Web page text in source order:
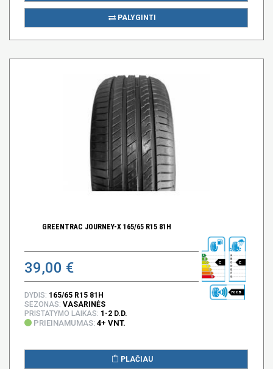
PALYGINTI
GREENTRAC JOURNEY-X 165/65 R15 81H
39,00 € C C
70 DB
DYDIS: 165/65 R15 81H
SEZONAS: VASARINĖS
PRISTATYMO LAIKAS: 1-2 D.D.
PRIEINAMUMAS: 4+ VNT.
PLAČIAU